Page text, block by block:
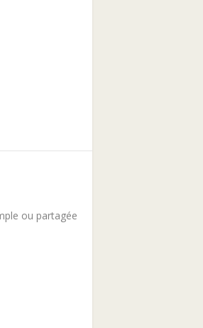
ou partagée